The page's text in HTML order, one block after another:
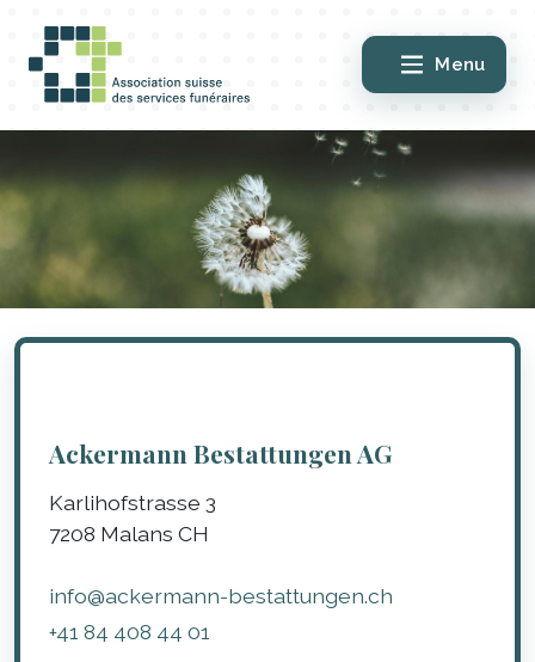
Menu
Ackermann Bestattungen AG
Karlihofstrasse 3
7208 Malans CH
info@ackermann-bestattungen.ch
+41 84 408 44 01